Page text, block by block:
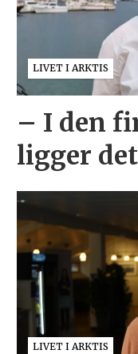
LIVET I ARKTIS
– I den
ligger
LIVET I ARKTIS